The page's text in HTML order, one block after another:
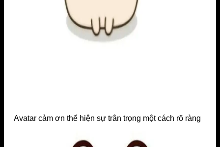
Avatar cảm ơn thể hiện sự trân trọng một cách rõ ràng